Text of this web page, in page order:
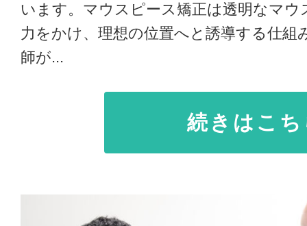
います。マウスピース矯正は透明なマ
力をかけ、理想の位置へと誘導する仕組
師が...
続きはこ